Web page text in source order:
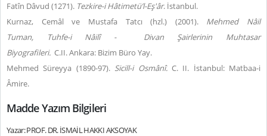
Fatîn Dâvud (1271). Tezkire-i Hâtimetü’l-Eş'âr. İstanbul.
Kurnaz, Cemâl ve Mustafa Tatcı (hzl.) (2001). Mehmed Nâil
Tuman,
Tuhfe-i Nâilî -
Divan Şairlerinin Muhtasar
Biyografileri. C.II.Ankara: Bizim Büro Yay.
Mehmed Süreyya (1890-97). Sicill-i Osmânî.C. II. İstanbul: Matbaa-i
Âmire.
Madde Yazım Bilgileri
Yazar: PROF. DR. İSMAİL HAKKI AKSOYAK